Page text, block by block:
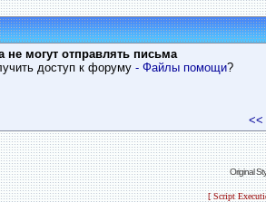
не могут отправлять письма
доступ к форуму - Файлы помощи?
<<
Original
[ Script